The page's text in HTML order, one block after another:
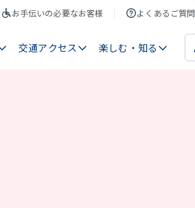
お手伝いの必要なお客様 よくあるご質問
交通アクセス 楽しむ・知る